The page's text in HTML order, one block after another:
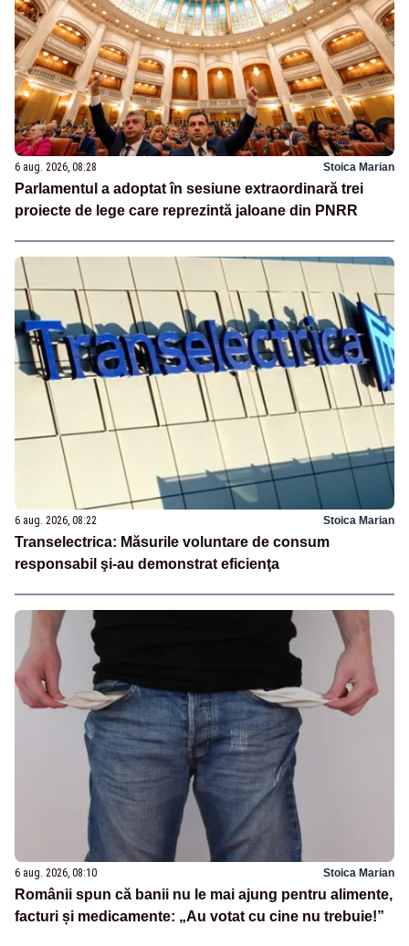
6 aug. 2026, 08:28 Stoica Marian
Parlamentul a adoptat în sesiune extraordinară trei
proiecte de lege care reprezintă jaloane din PNRR
6 aug. 2026, 08:22 Stoica Marian
Transelectrica: Măsurile voluntare de consum
responsabil şi-au demonstrat eficienţa
6 aug. 2026, 08:10 Stoica Marian
Românii spun că banii nu le mai ajung pentru alimente,
facturi și medicamente: „Au votat cu cine nu trebuie!”